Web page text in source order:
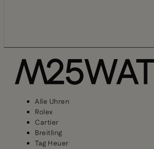
Alle Uhren
Rolex
Cartier
Breitling
Tag Heuer